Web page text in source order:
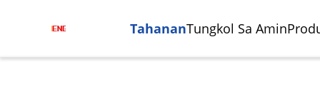
TahananTungkol Sa Amin